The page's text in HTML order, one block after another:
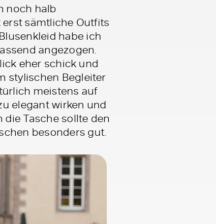
noch halb
sämtliche Outfits
habe ich
angezogen.
eher schick und
stylischen Begleiter
meistens auf
elegant wirken und
Tasche sollte den
besonders gut.